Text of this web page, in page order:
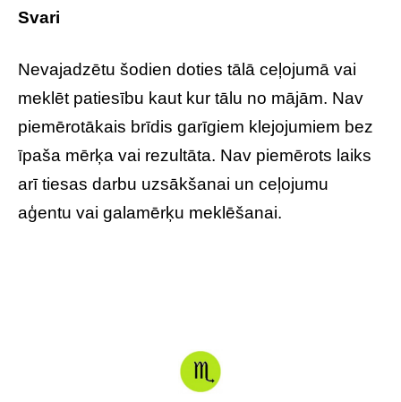
Svari
Nevajadzētu šodien doties tālā ceļojumā vai
meklēt patiesību kaut kur tālu no mājām. Nav
piemērotākais brīdis garīgiem klejojumiem bez
īpaša mērķa vai rezultāta. Nav piemērots laiks
arī tiesas darbu uzsākšanai un ceļojumu
aģentu vai galamērķu meklēšanai.